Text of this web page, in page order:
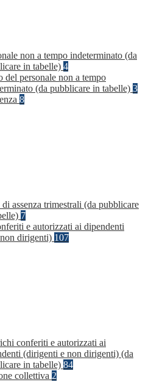
non a tempo indeterminato (da
in tabelle) 4
del personale non a tempo
(da pubblicare in tabelle) 3
8
di assenza trimestrali (da pubblicare
7
e autorizzati ai dipendenti
dirigenti) 107
conferiti e autorizzati ai
(dirigenti e non dirigenti) (da
in tabelle) 84
collettiva 2